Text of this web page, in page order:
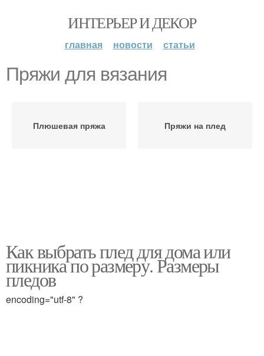
ИНТЕРЬЕР И ДЕКОР
главная новости статьи
Пряжи для вязания
Плюшевая пряжа Пряжи на плед
Как выбрать плед для дома или
пикника по размеру. Размеры
пледов
encoding="utf-8" ?